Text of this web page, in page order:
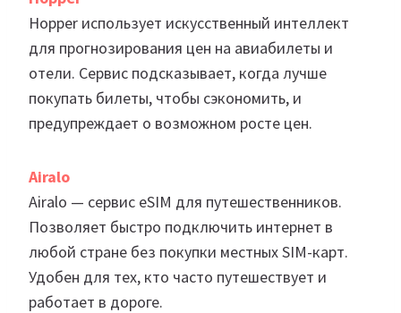
Hopper использует искусственный интеллект
для прогнозирования цен на авиабилеты и
отели. Сервис подсказывает, когда лучше
покупать билеты, чтобы сэкономить, и
предупреждает о возможном росте цен.
Airalo
Airalo — сервис eSIM для путешественников.
Позволяет быстро подключить интернет в
любой стране без покупки местных SIM-карт.
Удобен для тех, кто часто путешествует и
работает в дороге.